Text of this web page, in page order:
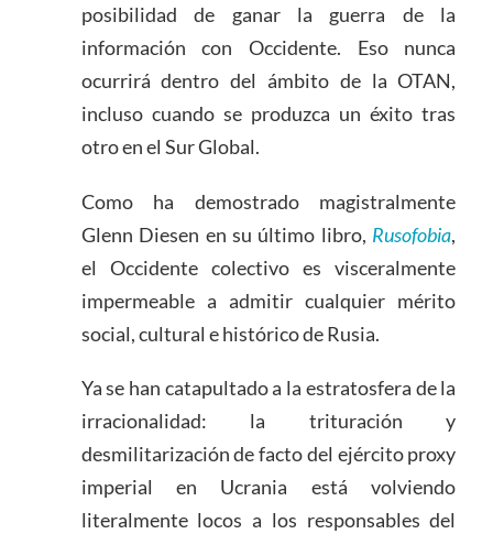
posibilidad de ganar la guerra de la
información con Occidente. Eso nunca
ocurrirá dentro del ámbito de la OTAN,
incluso cuando se produzca un éxito tras
otro en el Sur Global.
Como ha demostrado magistralmente
Glenn Diesen en su último libro, Rusofobia,
el Occidente colectivo es visceralmente
impermeable a admitir cualquier mérito
social, cultural e histórico de Rusia.
Ya se han catapultado a la estratosfera de la
irracionalidad: la trituración y
desmilitarización de facto del ejército proxy
imperial en Ucrania está volviendo
literalmente locos a los responsables del